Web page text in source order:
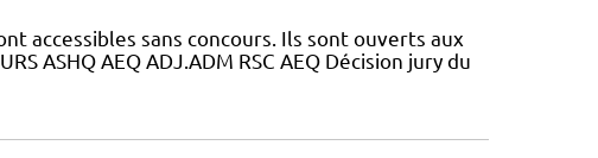
accessibles sans concours. Ils sont ouverts aux
ASHQ AEQ ADJ.ADM RSC AEQ Décision jury du